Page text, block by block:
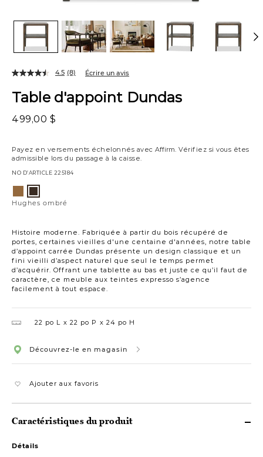
Table d'appoint Dundas
499,00 $
Payez en versements échelonnés avec Affirm. Vérifiez si vous êtes
admissible lors du passage à la caisse.
NO D’ARTICLE 225184
Histoire moderne. Fabriquée à partir du bois récupéré de
portes, certaines vieilles d'une centaine d'années, notre table
d’appoint carrée Dundas présente un design classique et un
fini vieilli d’aspect naturel que seul le temps permet
d’acquérir. Offrant une tablette au bas et juste ce qu’il faut de
caractère, ce meuble aux teintes expresso s’agence
facilement à tout espace.
4.5 (8) Écrire un avis
Variations
bièreombré
Hughes ombré
22 po L 22 po P 24 po H
Découvrez-le en magasin
Ajouter aux favoris
Caractéristiques du produit
Détails